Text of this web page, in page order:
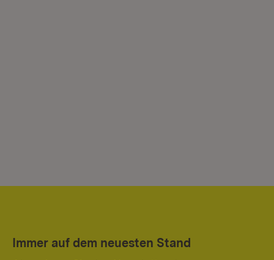
Immer auf dem neuesten Stand